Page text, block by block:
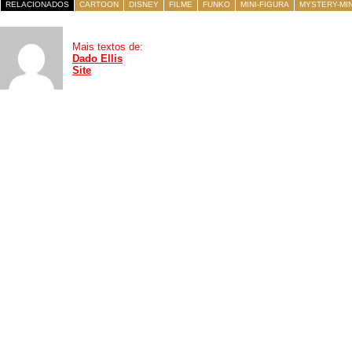
RELACIONADOS CARTOON DISNEY FILME FUNKO MINI-FIGURA MYSTERY-
Mais textos de:
Dado Ellis
Site